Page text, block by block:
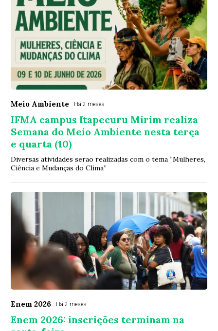
Meio Ambiente Há 2 meses
IFMA campus Itapecuru Mirim realiza
Semana do Meio Ambiente nesta terça
e quarta (10)
Diversas atividades serão realizadas com o tema “Mulheres,
Ciência e Mudanças do Clima”
Enem 2026 Há 2 meses
Enem 2026: inscrições terminam na